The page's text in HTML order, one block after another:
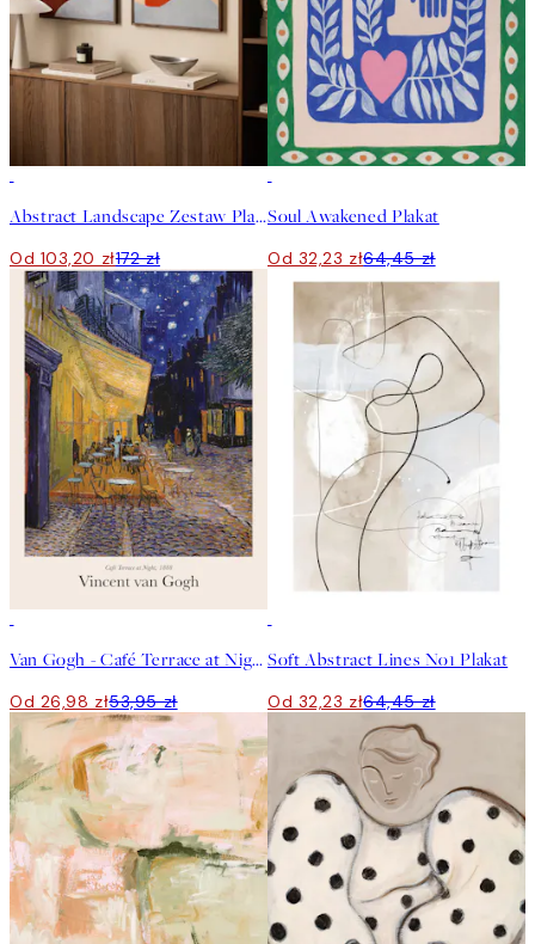
Abstract Landscape Zestaw Plakatów
Od 103,20 zł172 zł
Soul Awakened Plakat
Od 32,23 zł64,45 zł
Van Gogh - Café Terrace at Night Plakat
Od 26,98 zł53,95 zł
Soft Abstract Lines No1 Plakat
Od 32,23 zł64,45 zł